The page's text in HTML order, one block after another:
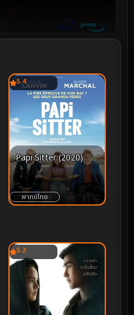
5.4
Papi Sitter (2020)
พากย์ไทย
5.2